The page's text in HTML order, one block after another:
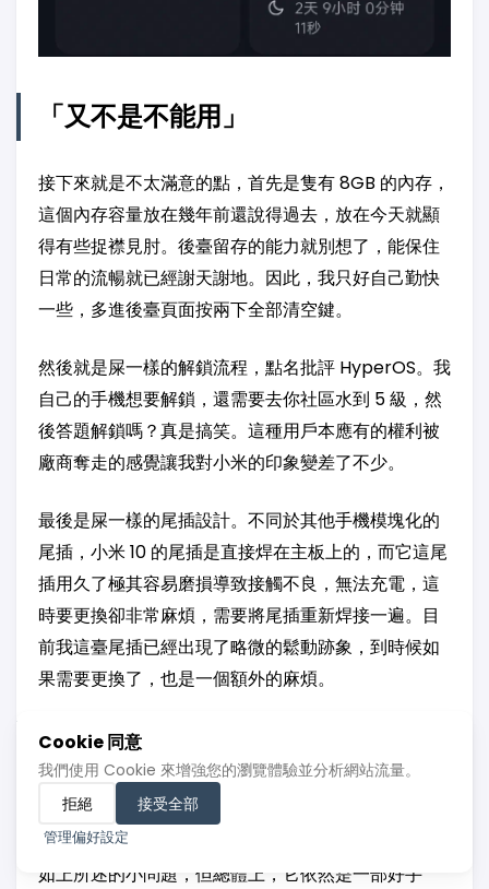
「又不是不能用」
接下來就是不太滿意的點，首先是隻有 8GB 的內存，
這個內存容量放在幾年前還說得過去，放在今天就顯
得有些捉襟見肘。後臺留存的能力就別想了，能保住
日常的流暢就已經謝天謝地。因此，我只好自己勤快
一些，多進後臺頁面按兩下全部清空鍵。
然後就是屎一樣的解鎖流程，點名批評 HyperOS。我
自己的手機想要解鎖，還需要去你社區水到 5 級，然
後答題解鎖嗎？真是搞笑。這種用戶本應有的權利被
廠商奪走的感覺讓我對小米的印象變差了不少。
最後是屎一樣的尾插設計。不同於其他手機模塊化的
尾插，小米 10 的尾插是直接焊在主板上的，而它這尾
插用久了極其容易磨損導致接觸不良，無法充電，這
時要更換卻非常麻煩，需要將尾插重新焊接一遍。目
前我這臺尾插已經出現了略微的鬆動跡象，到時候如
果需要更換了，也是一個額外的麻煩。
最後……
總體上，小米 10 用起來還是不錯的，它滿足了我對備
用機所有的需求，在各方面也都均勻水桶，雖然它有
如上所述的小問題，但總體上，它依然是一部好手
Cookie 同意
我們使用 Cookie 來增強您的瀏覽體驗並分析網站流量。
拒絕
接受全部
管理偏好設定